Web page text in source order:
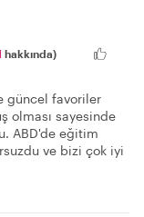
hakkında)
güncel favoriler
olması sayesinde
ABD'de eğitim
ve bizi çok iyi